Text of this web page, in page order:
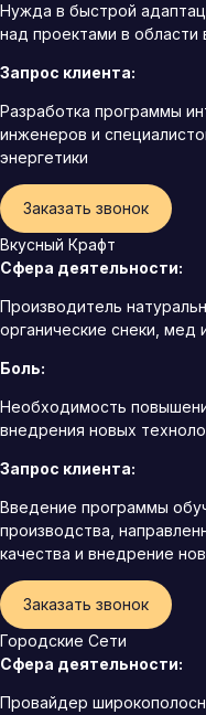
Нужда в быстрой
над проектами в области
Запрос клиента:
Разработка программы
инженеров и
энергетики
Заказать звонок
Вкусный Крафт
Сфера деятельности:
Производитель
органические снеки, мед
Боль:
Необходимость
внедрения новых
Запрос клиента:
Введение программы
производства,
качества и внедрение
Заказать звонок
Городские Сети
Сфера деятельности:
Провайдер